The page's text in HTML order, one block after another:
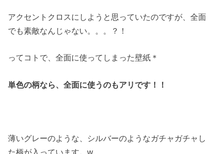
アクセントクロスにしようと思っていたのですが、全面
でも素敵なんじゃない。。。？！
ってコトで、全面に使ってしまった壁紙＊
単色の柄なら、全面に使うのもアリです！！
薄いグレーのような、シルバーのようなガチャガチャし